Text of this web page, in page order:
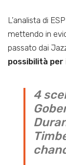
L’analista di
mettendo in
passato dai
possibilità per
4